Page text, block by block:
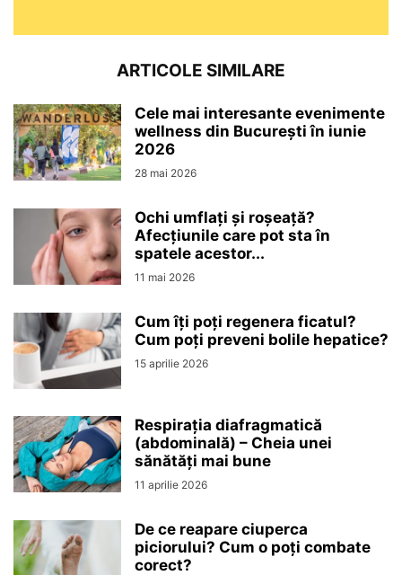
ARTICOLE SIMILARE
Cele mai interesante evenimente
wellness din București în iunie
2026
28 mai 2026
Ochi umflați și roșeață?
Afecțiunile care pot sta în
spatele acestor...
11 mai 2026
Cum îți poți regenera ficatul?
Cum poți preveni bolile hepatice?
15 aprilie 2026
Respirația diafragmatică
(abdominală) – Cheia unei
sănătăți mai bune
11 aprilie 2026
De ce reapare ciuperca
piciorului? Cum o poți combate
corect?